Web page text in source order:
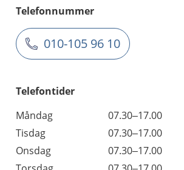
Telefonnummer
010-105 96 10
Telefontider
Måndag
07.30–17.00
Tisdag
07.30–17.00
Onsdag
07.30–17.00